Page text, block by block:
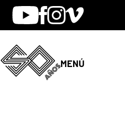
YoutubeFacebook
Instagram
Vimeo
MENÚ